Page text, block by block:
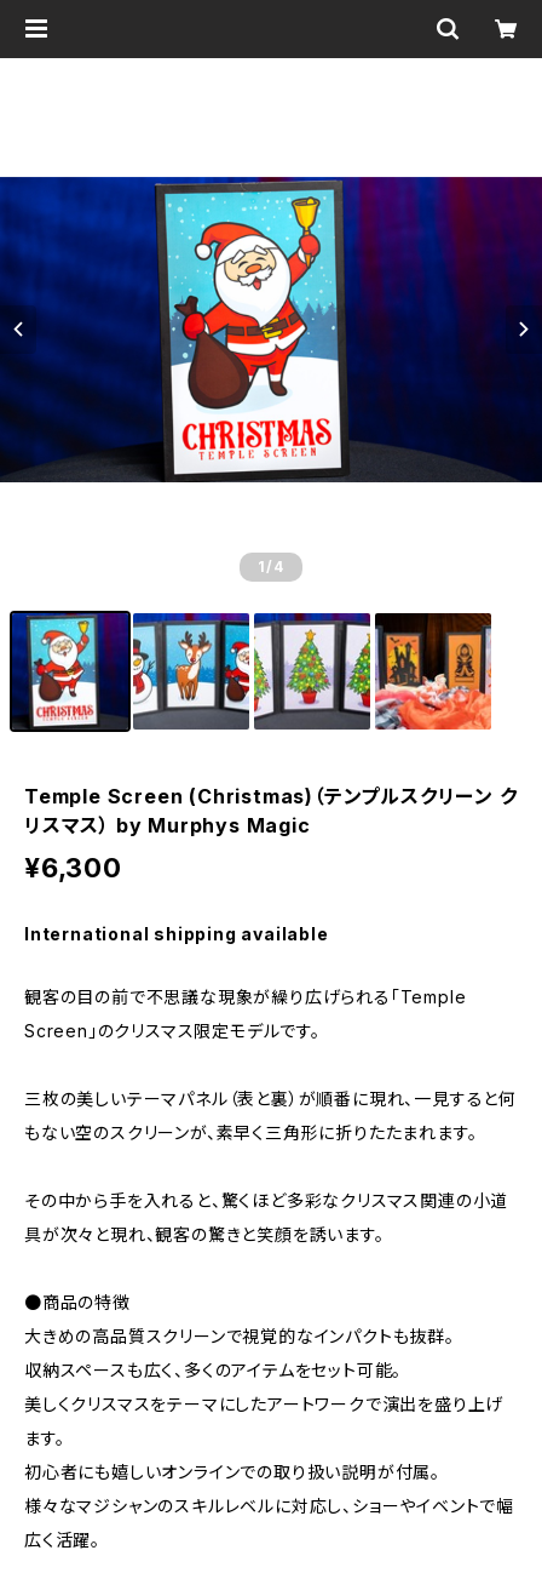
1 /4
Temple Screen (Christmas)（テンプルスクリーン ク
リスマス） by Murphys Magic
¥6,300
International shipping available
観客の目の前で不思議な現象が繰り広げられる「Temple
Screen」のクリスマス限定モデルです。
三枚の美しいテーマパネル（表と裏）が順番に現れ、一見すると何
もない空のスクリーンが、素早く三角形に折りたたまれます。
その中から手を入れると、驚くほど多彩なクリスマス関連の小道
具が次々と現れ、観客の驚きと笑顔を誘います。
●商品の特徴
大きめの高品質スクリーンで視覚的なインパクトも抜群。
収納スペースも広く、多くのアイテムをセット可能。
美しくクリスマスをテーマにしたアートワークで演出を盛り上げ
ます。
初心者にも嬉しいオンラインでの取り扱い説明が付属。
様々なマジシャンのスキルレベルに対応し、ショーやイベントで幅
広く活躍。